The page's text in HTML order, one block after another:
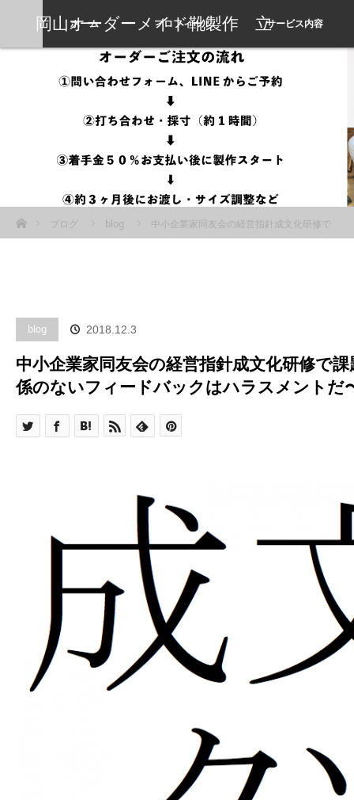
岡山オーダーメイド靴製作 立
岡靴工房
ホーム プロフィール サービス内容
ブログ
blog 中小企業家同友会の経営指針成文化研修で
blog 2018.12.3
中小企業家同友会の経営指針成文化研修で
係のないフィードバックはハラスメントだ